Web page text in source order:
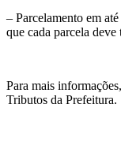
– Parcelamento em
que cada parcela
Para mais
Tributos da Prefeitura.